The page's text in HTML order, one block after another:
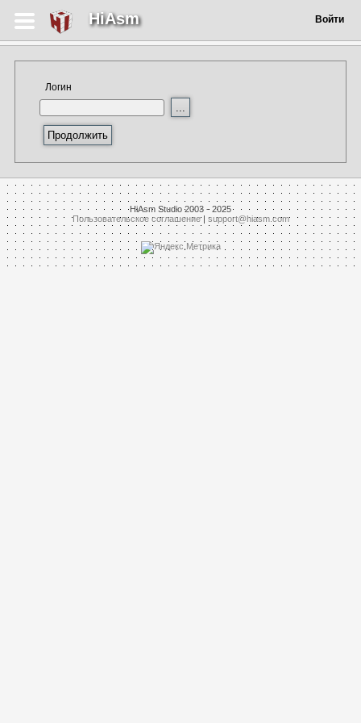
HiAsm Войти
Логин
HiAsm Studio 2003 - 2025
Пользовательское соглашение| support@hiasm.com